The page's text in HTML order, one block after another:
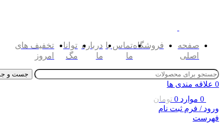
صفحه
اصلی
فروشگاهتماس با
ما
درباره
ما
توانا
مگ
تخفیف های
امروز
جست و
0 علاقه مندی ها
0 موارد 0 تومان
ورود / فرم ثبت نام
فهرست